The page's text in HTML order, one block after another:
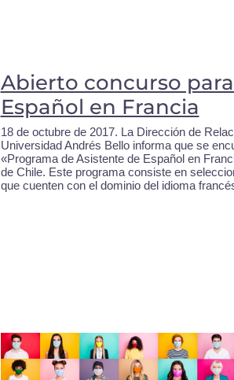
Abierto concurso
Español en Francia
18 de octubre de 2017. La Dirección de
Universidad Andrés Bello informa que se
«Programa de Asistente de Español en
de Chile. Este programa consiste en
que cuenten con el dominio del idioma